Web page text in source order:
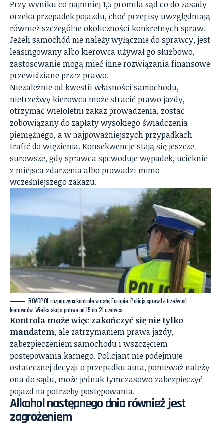
Przy wyniku co najmniej 1,5 promila sąd co do zasady
orzeka przepadek pojazdu, choć przepisy uwzględniają
również szczególne okoliczności konkretnych spraw.
Jeżeli samochód nie należy wyłącznie do sprawcy, jest
leasingowany albo kierowca używał go służbowo,
zastosowanie mogą mieć inne rozwiązania finansowe
przewidziane przez prawo.
Niezależnie od kwestii własności samochodu,
nietrzeźwy kierowca może stracić prawo jazdy,
otrzymać wieloletni zakaz prowadzenia, zostać
zobowiązany do zapłaty wysokiego świadczenia
pieniężnego, a w najpoważniejszych przypadkach
trafić do więzienia. Konsekwencje stają się jeszcze
surowsze, gdy sprawca spowoduje wypadek, ucieknie
z miejsca zdarzenia albo prowadzi mimo
wcześniejszego zakazu.
ROADPOL rozpoczyna kontrole w całej Europie. Policja sprawdzi trzeźwość
kierowców. Wielka akcja potrwa od 15 do 21 czerwca
Kontrola może więc zakończyć się nie tylko
mandatem, ale zatrzymaniem prawa jazdy,
zabezpieczeniem samochodu i wszczęciem
postępowania karnego. Policjant nie podejmuje
ostatecznej decyzji o przepadku auta, ponieważ należy
ona do sądu, może jednak tymczasowo zabezpieczyć
pojazd na potrzeby postępowania.
Alkohol następnego dnia również jest
zagrożeniem